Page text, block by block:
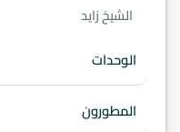
الشيخ زايد
الوحدات
المطورون
العاصمة الإدارية